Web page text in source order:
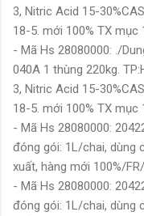
3, Nitric Acid 15-
18-5. mới 100% TX mục
- Mã Hs 28080000: ./
040A 1 thùng 220kg.
3, Nitric Acid 15-
18-5. mới 100% TX mục
- Mã Hs 28080000:
đóng gói: 1L/chai, dùng
xuất, hàng mới 100%/
- Mã Hs 28080000:
đóng gói: 1L/chai, dùng